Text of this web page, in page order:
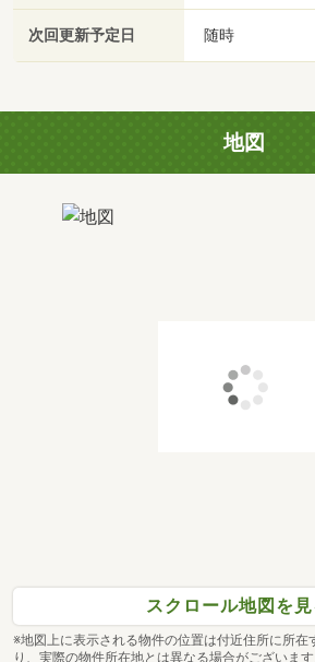
次回更新予定日 随時
地図
スクロール地図を見
※地図上に表示される物件の位置は付近住所に所在
り、実際の物件所在地とは異なる場合がございます